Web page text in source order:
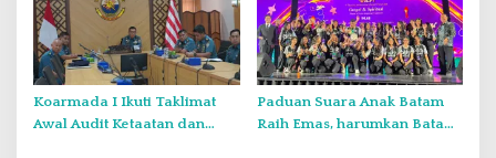
Koarmada I Ikuti Taklimat
Awal Audit Ketaatan dan
Paduan Suara Anak Batam
Raih Emas, harumkan Batam